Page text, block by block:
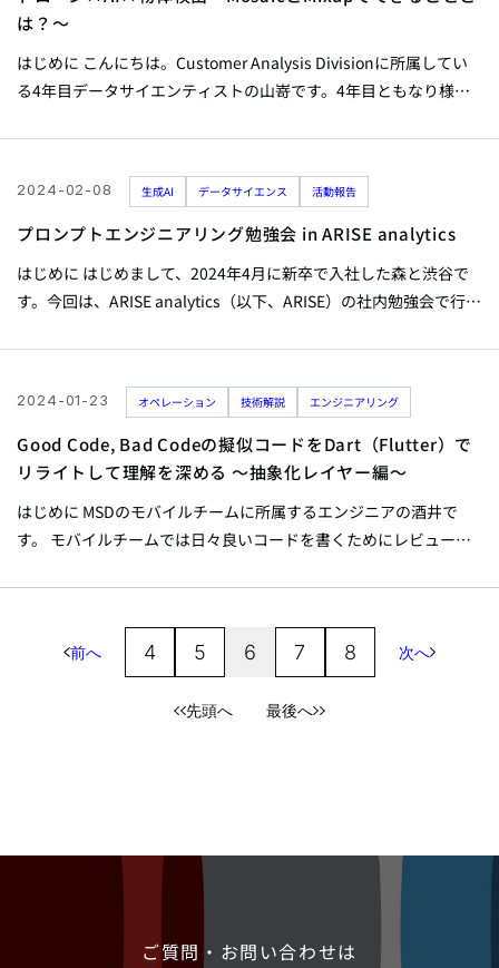
める 〜抽象化レイヤー編〜 | 株式会社ARISE analytics（アライズ
は？～
はじめに こんにちは。Customer Analysis Divisionに所属してい
る4年目データサイエンティストの山嵜です。4年目ともなり様々
体検出をテーマとしたプロジェクトを担当しております。こちら
のチームでは、ドローンの空撮画像を対象として、特定物体を検
出するシステムの実証実験・開発をおこなっております。 今回ご
紹介させていただくのは、学習画像の水増し手法（Data...
2024-02-08 生成AI データサイエンス 活動報告
プロンプトエンジニアリング勉強会 in ARISE analytics
はじめに はじめまして、2024年4月に新卒で入社した森と渋谷で
す。今回は、ARISE analytics（以下、ARISE）の社内勉強会で行っ
せていただきます。 背景 ChatGPTを筆頭に、大規模言語モデルは
文章作成やプログラミングのサポートなど、多岐にわたる分野で
の活用が進み、現代の業務に不可欠なツールへと急速に変わりつ
つあります。...
2024-01-23 オペレーション 技術解説 エンジニアリング
Good Code, Bad Codeの擬似コードをDart（Flutter）で
リライトして理解を深める 〜抽象化レイヤー編〜
はじめに MSDのモバイルチームに所属するエンジニアの酒井で
す。 モバイルチームでは日々良いコードを書くためにレビューや
という書籍が話題に上がり、それを正しく深く理解し共有するた
めにブログ化しようということになりました。 内容をわかりやす
く簡潔にまとめるとともに書籍内で登場する擬似コードをDartで
リライトして要点を解説します。 Good Code, Bad Code ～持続可
能な開発のためのソフトウェアエンジニア的思考 Good Code, Bad
前へ 4 5 6 7 8 次へ
先頭へ 最後へ
ご質問・お問い合わせは